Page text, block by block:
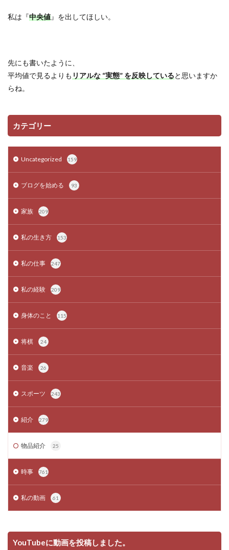
私は『中央値』を出してほしい。
先にも書いたように、
平均値で見るよりも リアルな “実態” を反映していると思いますか
らね。
カテゴリー
Uncategorized 159
ブログを始める 93
家族 209
私の生き方 153
私の仕事 247
私の経験 209
身体のこと 115
将棋 24
音楽 26
スポーツ 243
紹介 279
物品紹介 25
時事 761
私の動画 61
YouTubeに動画を投稿しました。